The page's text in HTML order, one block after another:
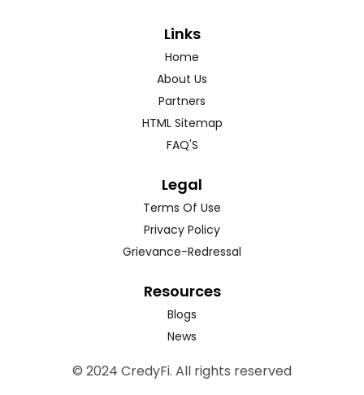
Links
Home
About Us
Partners
HTML Sitemap
FAQ'S
Legal
Terms Of Use
Privacy Policy
Grievance-Redressal
Resources
Blogs
News
© 2024 CredyFi. All rights reserved